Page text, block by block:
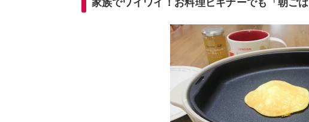
家族でワイワイ！お料理ビギナーでも「朝ご